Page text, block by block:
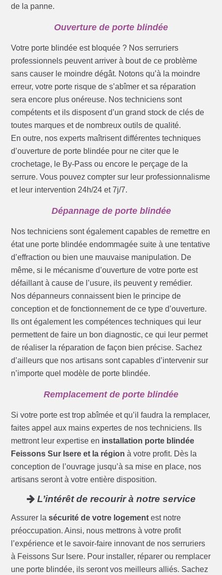
de la panne.
Ouverture de porte blindée
Votre porte blindée est bloquée ? Nos serruriers
professionnels peuvent arriver à bout de ce problème
sans causer le moindre dégât. Notons qu’à la moindre
erreur, votre porte risque de s’abîmer et sa réparation
sera encore plus onéreuse. Nos techniciens sont
compétents et ils disposent d’un grand stock de clés de
toutes marques et de nombreux outils de qualité.
En outre, nos experts maîtrisent différentes techniques
d’ouverture de porte blindée pour ne citer que le
crochetage, le By-Pass ou encore le perçage de la
serrure. Vous pouvez compter sur leur professionnalisme
et leur intervention 24h/24 et 7j/7.
Dépannage de porte blindée
Nos techniciens sont également capables de remettre en
état une porte blindée endommagée suite à une tentative
d’effraction ou bien une mauvaise manipulation. De
même, si le mécanisme d’ouverture de votre porte est
défaillant à cause de l’usure, ils peuvent y remédier.
Nos dépanneurs connaissent bien le principe de
conception et de fonctionnement de ce type d’ouverture.
Ils ont également les compétences techniques qui leur
permettent de faire un bon diagnostic, ce qui leur permet
de réaliser la réparation de façon bien précise. Sachez
d’ailleurs que nos artisans sont capables d’intervenir sur
n’importe quel modèle de porte blindée.
Remplacement de porte blindée
Si votre porte est trop abîmée et qu’il faudra la remplacer,
faites appel aux mains expertes de nos techniciens. Ils
mettront leur expertise en installation porte blindée
Feissons Sur Isere et la région à votre profit. Dès la
conception de l’ouvrage jusqu’à sa mise en place, nos
artisans seront à votre entière disposition.
L’intérêt de recourir à notre service
Assurer lasécurité de votre logement est notre
préoccupation. Ainsi, nous mettrons à votre profit
l’expérience et le savoir-faire innovant de nos serruriers
à Feissons Sur Isere. Pour installer, réparer ou remplacer
une porte blindée, ils seront vos meilleurs alliés. Sachez